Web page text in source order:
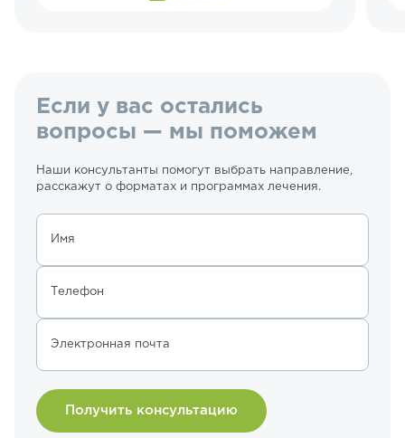
Если у вас остались
вопросы — мы поможем
Наши консультанты помогут выбрать направление,
расскажут о форматах и программах лечения.
Имя
Телефон
Электронная почта